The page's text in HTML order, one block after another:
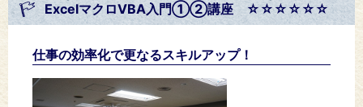
ExcelマクロVBA入門①②講座 ☆☆☆☆☆☆
仕事の効率化で更なるスキルアップ！